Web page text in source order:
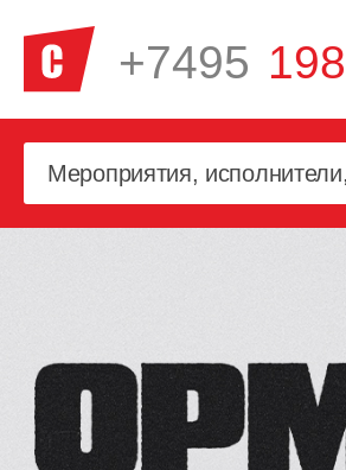
+7495